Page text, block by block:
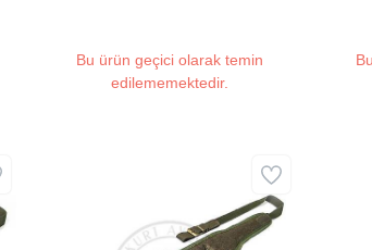
Bu ürün geçici olarak temin
edilememektedir.